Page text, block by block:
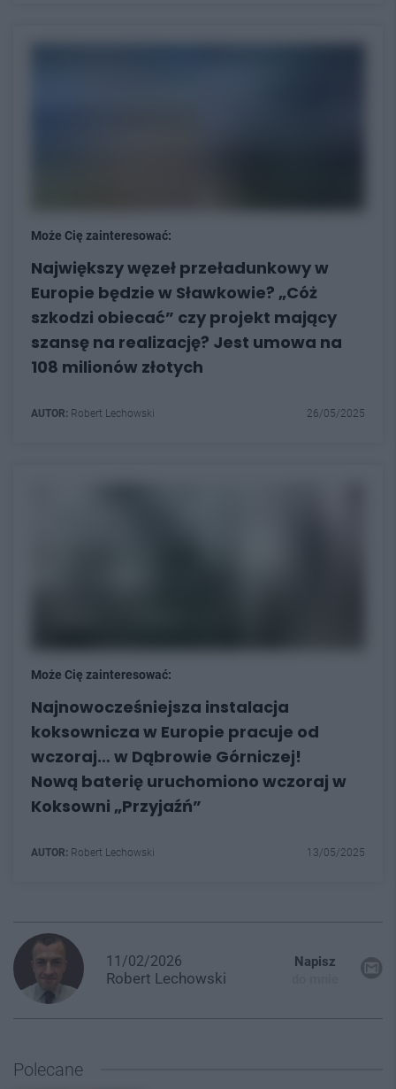
Może Cię zainteresować:
Największy węzeł przeładunkowy w
Europie będzie w Sławkowie? „Cóż
szkodzi obiecać” czy projekt mający
szansę na realizację? Jest umowa na
108 milionów złotych
AUTOR: Robert Lechowski 26/05/2025
Może Cię zainteresować:
Najnowocześniejsza instalacja
koksownicza w Europie pracuje od
wczoraj… w Dąbrowie Górniczej!
Nową baterię uruchomiono wczoraj w
Koksowni „Przyjaźń”
AUTOR: Robert Lechowski 13/05/2025
11/02/2026
Robert Lechowski
Napisz
Polecane